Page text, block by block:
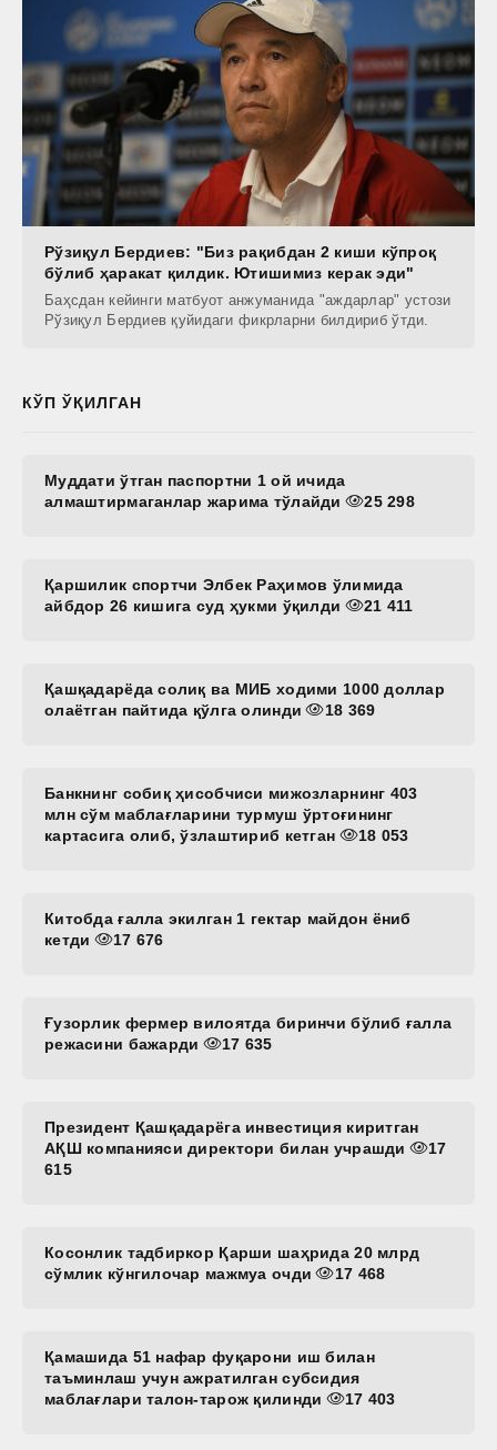
Рўзиқул Бердиев: "Биз рақибдан 2 киши кўпроқ
бўлиб ҳаракат қилдик. Ютишимиз керак эди"
Баҳсдан кейинги матбуот анжуманида "аждарлар" устози
Рўзиқул Бердиев қуйидаги фикрларни билдириб ўтди.
КЎП ЎҚИЛГАН
Муддати ўтган паспортни 1 ой ичида
алмаштирмаганлар жарима тўлайди
25 298
Қаршилик спортчи Элбек Раҳимов ўлимида
айбдор 26 кишига суд ҳукми ўқилди
21 411
Қашқадарёда солиқ ва МИБ ходими 1000 доллар
олаётган пайтида қўлга олинди
18 369
Банкнинг собиқ ҳисобчиси мижозларнинг 403
млн сўм маблағларини турмуш ўртоғининг
картасига олиб, ўзлаштириб кетган
18 053
Китобда ғалла экилган 1 гектар майдон ёниб
кетди
17 676
Ғузорлик фермер вилоятда биринчи бўлиб ғалла
режасини бажарди
17 635
Президент Қашқадарёга инвестиция киритган
АҚШ компанияси директори билан учрашди
17
615
Косонлик тадбиркор Қарши шаҳрида 20 млрд
сўмлик кўнгилочар мажмуа очди
17 468
Қамашида 51 нафар фуқарони иш билан
таъминлаш учун ажратилган субсидия
маблағлари талон-тарож қилинди
17 403